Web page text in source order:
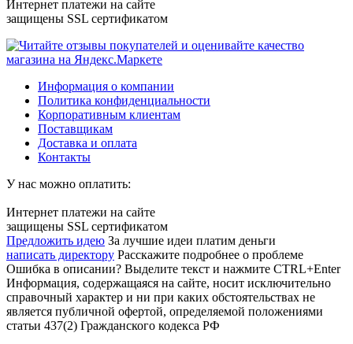
Интернет платежи на сайте
защищены SSL сертификатом
Информация о компании
Политика конфиденциальности
Корпоративным клиентам
Поставщикам
Доставка и оплата
Контакты
У нас можно оплатить:
Интернет платежи на сайте
защищены SSL сертификатом
Предложить идею За лучшие идеи платим деньги
написать директору Расскажите подробнее о проблеме
Ошибка в описании? Выделите текст и нажмите CTRL+Enter
Информация, содержащаяся на сайте, носит исключительно
справочный характер и ни при каких обстоятельствах не
является публичной офертой, определяемой положениями
статьи 437(2) Гражданского кодекса РФ